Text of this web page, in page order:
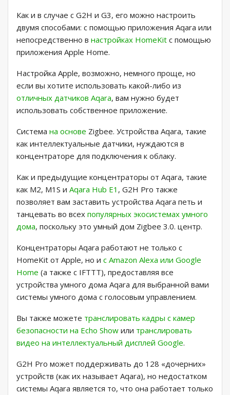
Как и в случае с G2H и G3, его можно настроить
двумя способами: с помощью приложения Aqara или
непосредственно в настройках HomeKit с помощью
приложения Apple Home.
Настройка Apple, возможно, немного проще, но
если вы хотите использовать какой-либо из
отличных датчиков Aqara, вам нужно будет
использовать собственное приложение.
Система на основе Zigbee. Устройства Aqara, такие
как интеллектуальные датчики, нуждаются в
концентраторе для подключения к облаку.
Как и предыдущие концентраторы от Aqara, такие
как M2, M1S и Aqara Hub E1 , G2H Pro также
позволяет вам заставить устройства Aqara петь и
танцевать во всех популярных экосистемах умного
дома, поскольку это умный дом Zigbee 3.0. центр.
Концентраторы Aqara работают не только с
HomeKit от Apple, но и с Amazon Alexa или Google
Home (а также с IFTTT), предоставляя все
устройства умного дома Aqara для выбранной вами
системы умного дома с голосовым управлением.
Вы также можете транслировать кадры с камер
безопасности на Echo Show или транслировать
видео на интеллектуальный дисплей Google.
G2H Pro может поддерживать до 128 «дочерних»
устройств (как их называет Aqara), но недостатком
системы Aqara является то, что она работает только